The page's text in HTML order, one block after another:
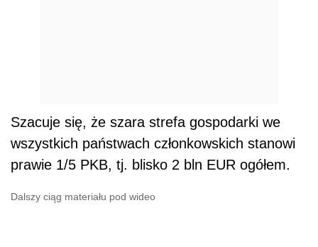
Szacuje się, że szara strefa gospodarki we
wszystkich państwach członkowskich stanowi
prawie 1/5 PKB, tj. blisko 2 bln EUR ogółem.
Dalszy ciąg materiału pod wideo